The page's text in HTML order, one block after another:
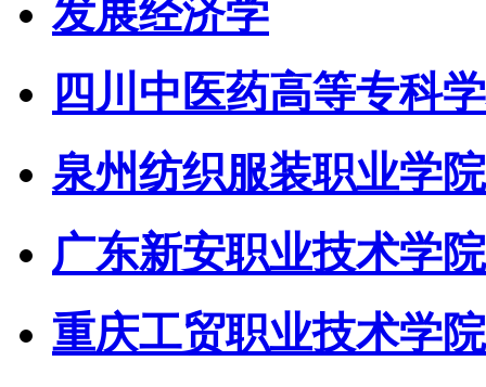
发展经济学
四川中医药高等专科
泉州纺织服装职业学院
广东新安职业技术学院
重庆工贸职业技术学院